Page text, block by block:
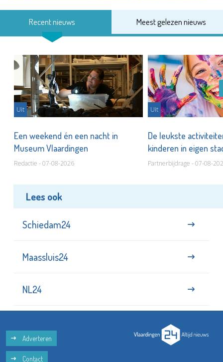
Recent nieuws Meest gelezen nieuws
Uit
Een weekend én een nacht in
Museum Vlaardingen
Redactie - 07-08-2026
Uit
De leukste
kinderen in eigen
Partnerbijdrage - 07-08-
Lees ook
Schiedam24
Maassluis24
NL24
Adverteren
Contact